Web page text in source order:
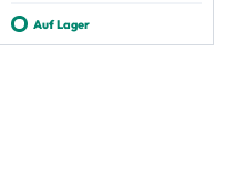
Auf Lager